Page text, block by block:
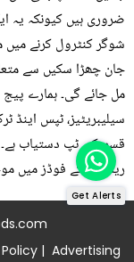
ضروری ہیں کیونکہ یہ
شوگر کنٹرول کرنے
جان چھڑا سکیں سے
مل جائے گی۔ ہمارے پیج
سیلیبریٹیز، ٹپس
قسم کی ٹپ دستیاب ہے۔
ریمیڈی کے فوڈز میں
| Advertising
Get Alerts